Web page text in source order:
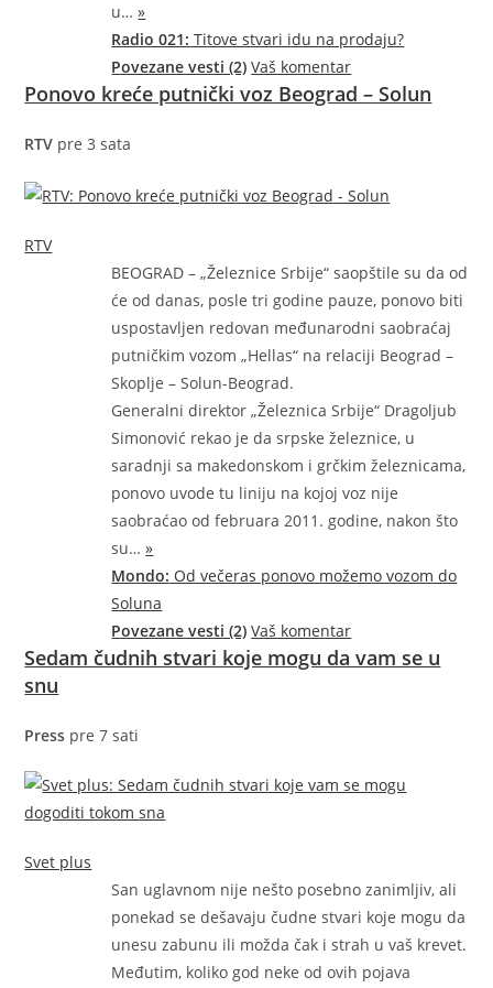
u…»
Radio 021: Titove stvari idu na prodaju?
Povezane vesti (2) Vaš komentar
Ponovo kreće putnički voz Beograd – Solun
RTV pre 3 sata
RTV
BEOGRAD – „Železnice Srbije“ saopštile su da od
će od danas, posle tri godine pauze, ponovo biti
uspostavljen redovan međunarodni saobraćaj
putničkim vozom „Hellas“ na relaciji Beograd –
Skoplje – Solun-Beograd.
Generalni direktor „Železnica Srbije“ Dragoljub
Simonović rekao je da srpske železnice, u
saradnji sa makedonskom i grčkim železnicama,
ponovo uvode tu liniju na kojoj voz nije
saobraćao od februara 2011. godine, nakon što
su…»
Mondo: Od večeras ponovo možemo vozom do
Soluna
Povezane vesti (2) Vaš komentar
Sedam čudnih stvari koje mogu da vam se u
snu
Press pre 7 sati
Svet plus
San uglavnom nije nešto posebno zanimljiv, ali
ponekad se dešavaju čudne stvari koje mogu da
unesu zabunu ili možda čak i strah u vaš krevet.
Međutim, koliko god neke od ovih pojava